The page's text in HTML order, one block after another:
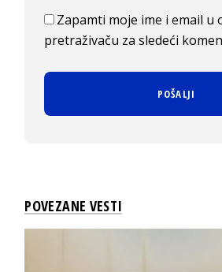
Zapamti moje ime i email u
pretraživaču za sledeći
POVEZANE VESTI